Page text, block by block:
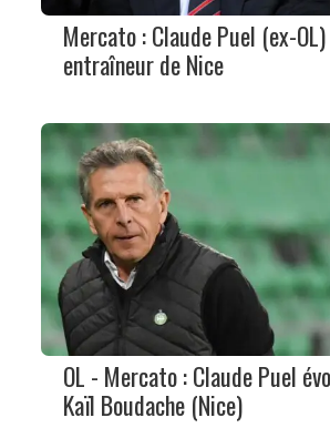
Mercato : Claude Puel (ex-
entraîneur de Nice
OL - Mercato : Claude Puel
Kaïl Boudache (Nice)